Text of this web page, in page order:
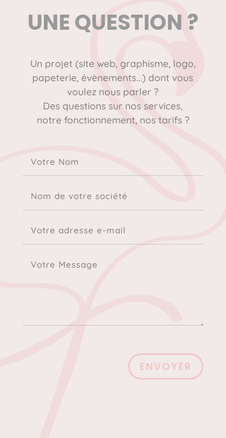
UNE QUESTION ?
Un projet (site web, graphisme, logo,
papeterie, évènements...) dont vous
voulez nous parler ?
Des questions sur nos services,
notre fonctionnement, nos tarifs ?
ENVOYER